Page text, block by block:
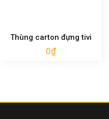
Thùng carton đựng tivi
0₫